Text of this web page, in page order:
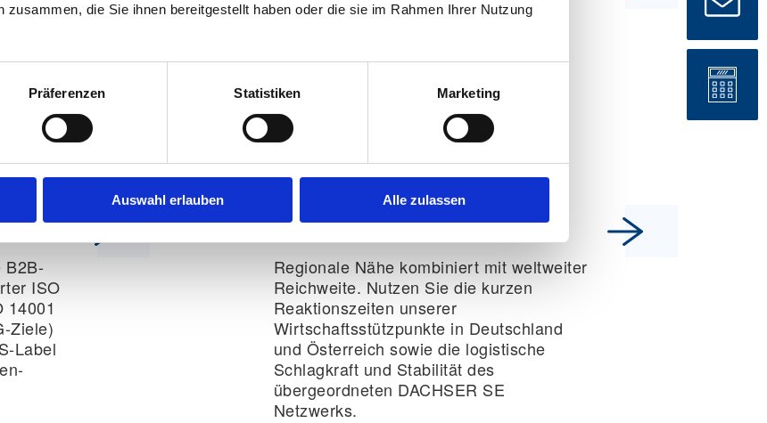
zusammen, die Sie ihnen bereitgestellt haben oder die sie im Rahmen Ihrer Nutzung
Präferenzen Statistiken Marketing
Auswahl erlauben Alle zulassen
von
Systematische Risikominimierung für
strukturiertes 4-Phasen-Modell und
maßgeschneiderte Umzugshandbuch
garantieren eine verlässliche
Projektführung auf Augenhöhe.
B2B-
ISO
14001
Ziele)
Label
Regionale Nähe kombiniert mit weltweiter
Reichweite. Nutzen Sie die kurzen
Reaktionszeiten unserer
Wirtschaftsstützpunkte in Deutschland
und Österreich sowie die logistische
Schlagkraft und Stabilität des
übergeordneten DACHSER SE
Netzwerks.